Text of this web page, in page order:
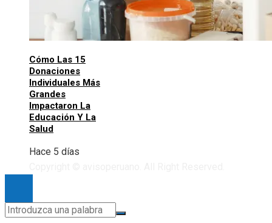
Cómo Las 15
Donaciones
Individuales Más
Grandes
Impactaron La
Educación Y La
Salud
Hace 5 días